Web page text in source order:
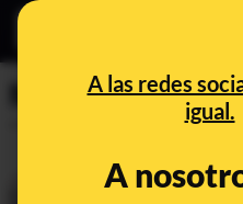
A las redes
igual.
A
Maldita